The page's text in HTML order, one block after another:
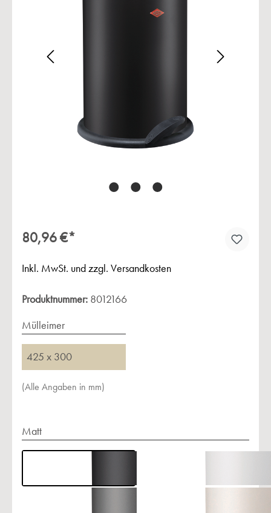
Bildergalerie überspringen
80,96 €*
Inkl. MwSt. und zzgl. Versandkosten
Produktnummer: 8012166
Mülleimer
425 x 300
(Alle Angaben in mm)
Matt